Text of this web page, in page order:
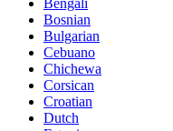
Bengali
Bosnian
Bulgarian
Cebuano
Chichewa
Corsican
Croatian
Dutch